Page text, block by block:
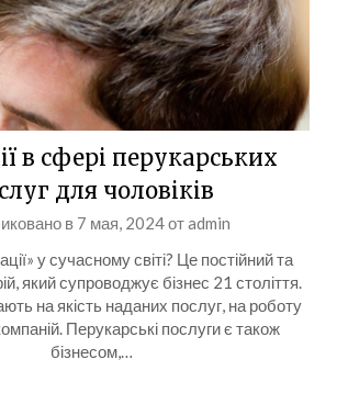
в сфері перукарських
для чоловіків
в 7 мая, 2024отadmin
у сучасному світі? Це постійний та
який супроводжує бізнес 21 століття.
на якість наданих послуг, на роботу
Перукарські послуги є також
бізнесом,…